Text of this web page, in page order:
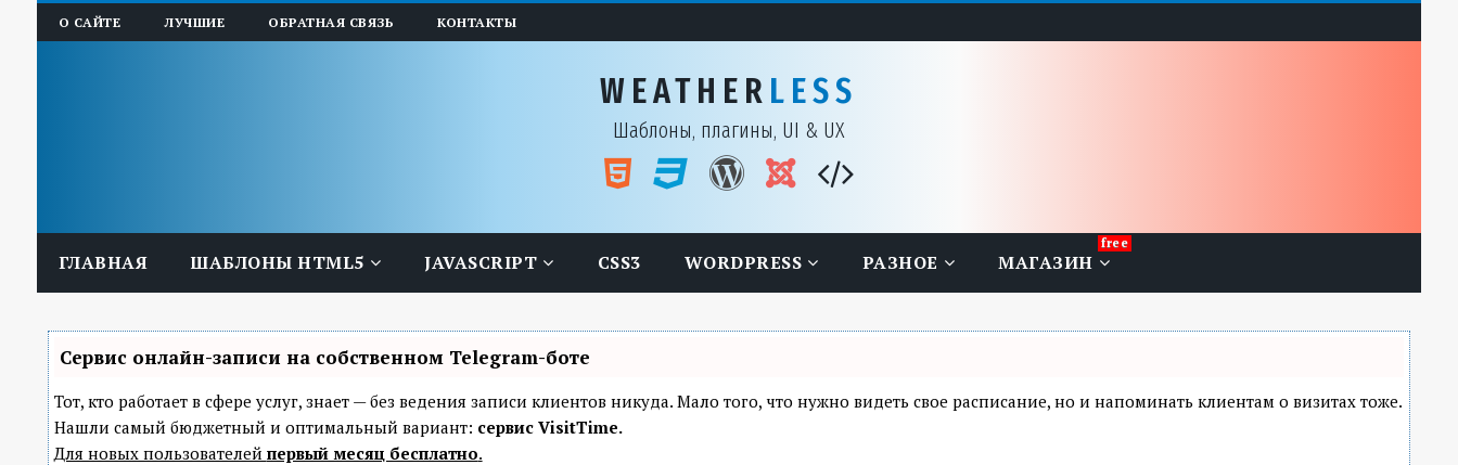
О САЙТЕ ЛУЧШИЕ ОБРАТНАЯ СВЯЗЬ КОНТАКТЫ
WEATHER LESS
Шаблоны, плагины, UI & UX
ГЛАВНАЯ ШАБЛОНЫ HTML5 JAVASCRIPT CSS3 WORDPRESS РАЗНОЕ МАГАЗИН
Сервис онлайн-записи на собственном Telegram-боте
Тот, кто работает в сфере услуг, знает — без ведения записи клиентов никуда. Мало того, что нужно видеть свое расписание, но и напоминать клиентам о визитах тоже.
Нашли самый бюджетный и оптимальный вариант: сервис VisitTime.
Для новых пользователей первый месяц бесплатно.